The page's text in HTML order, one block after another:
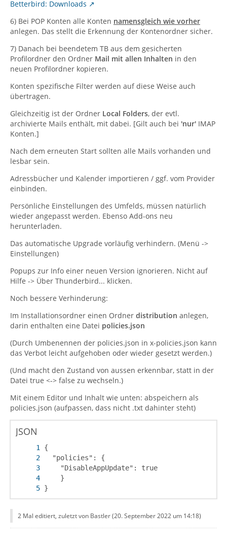
Betterbird: Downloads
6) Bei POP Konten alle Konten namensgleich wie vorher
anlegen. Das stellt die Erkennung der Kontenordner sicher.
7) Danach bei beendetem TB aus dem gesicherten
Profilordner den Ordner Mail mit allen Inhalten in den
neuen Profilordner kopieren.
Konten spezifische Filter werden auf diese Weise auch
übertragen.
Gleichzeitig ist der Ordner Local Folders, der evtl.
archivierte Mails enthält, mit dabei. [Gilt auch bei 'nur' IMAP
Konten.]
Nach dem erneuten Start sollten alle Mails vorhanden und
lesbar sein.
Adressbücher und Kalender importieren / ggf. vom Provider
einbinden.
Persönliche Einstellungen des Umfelds, müssen natürlich
wieder angepasst werden. Ebenso Add-ons neu
herunterladen.
Das automatische Upgrade vorläufig verhindern. (Menü ->
Einstellungen)
Popups zur Info einer neuen Version ignorieren. Nicht auf
Hilfe -> Über Thunderbird... klicken.
Noch bessere Verhinderung:
Im Installationsordner einen Ordner distribution anlegen,
darin enthalten eine Datei policies.json
(Durch Umbenennen der policies.json in x-policies.json kann
das Verbot leicht aufgehoben oder wieder gesetzt werden.)
(Und macht den Zustand von aussen erkennbar, statt in der
Datei true <-> false zu wechseln.)
Mit einem Editor und Inhalt wie unten: abspeichern als
policies.json (aufpassen, dass nicht .txt dahinter steht)
JSON
}
2 Mal editiert, zuletzt von Bastler (20. September 2022 um 14:18)